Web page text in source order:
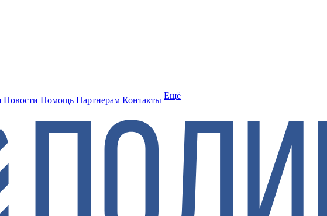
Новости Помощь Партнерам Контакты Ещё